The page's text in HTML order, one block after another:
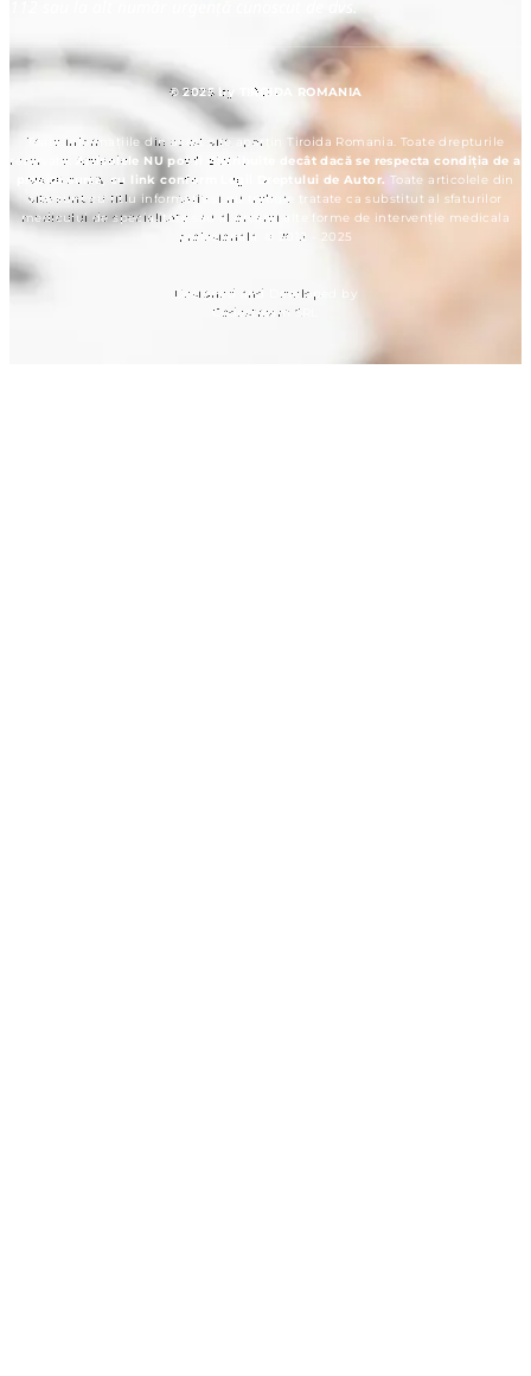
© 2025 by TIROIDA ROMANIA
Toate informațiile din acest site aparțin Tiroida Romania. Toate drepturile
rezervate. Articolele NU pot fi distribuite decât dacă se respecta condiția de a
preciza sursa, cu link conform Legii Dreptului de Autor. Toate articolele din
site sunt cu titlu informativ și nu trebuie tratate ca substitut al sfaturilor
medicului de specialitate sau al orcarei alte forme de intervenție medicala
profesionala. © 2012 - 2025
Designed and Developed by
Codestream SRL